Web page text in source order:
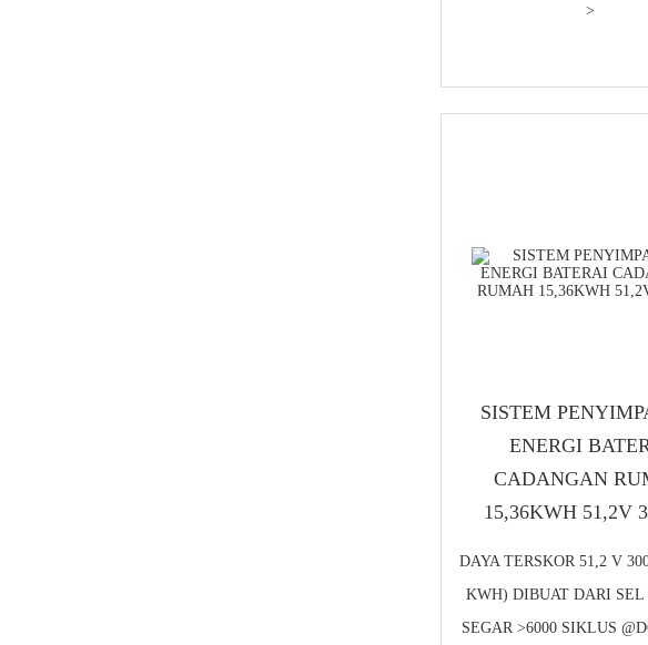
>
SISTEM
ENERGI
CADANGAN
15,36KWH 51,2V
DAYA TERSKOR 51,2 V
KWH) DIBUAT DARI SEL
SEGAR >6000 SIKLUS